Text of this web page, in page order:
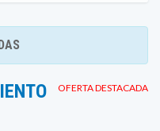
OFERTA DESTACADA